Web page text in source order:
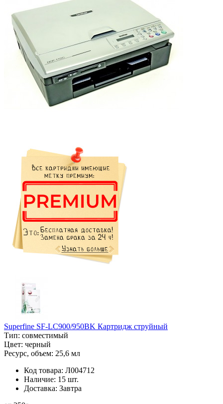
Superfine SF-LC900/950BK Картридж струйный
Тип: совместимый
Цвет: черный
Ресурс, объем: 25,6 мл
Код товара: Л004712
Наличие: 15 шт.
Доставка: Завтра